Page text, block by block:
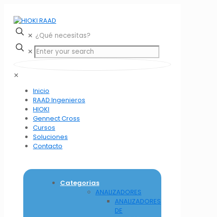
✕
✕
✕
Inicio
RAAD Ingenieros
HIOKI
Gennect Cross
Cursos
Soluciones
Contacto
Categorias
ANALIZADORES
ANALIZADORES
DE